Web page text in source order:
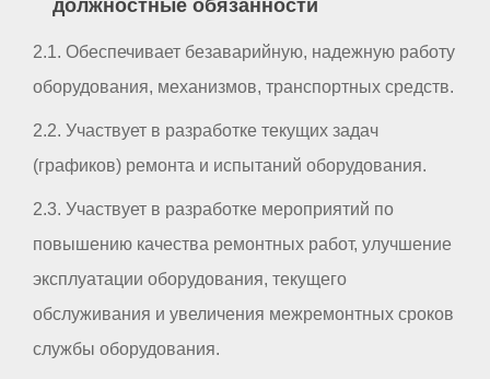
должностные обязанности
2.1. Обеспечивает безаварийную, надежную работу
оборудования, механизмов, транспортных средств.
2.2. Участвует в разработке текущих задач
(графиков) ремонта и испытаний оборудования.
2.3. Участвует в разработке мероприятий по
повышению качества ремонтных работ, улучшение
эксплуатации оборудования, текущего
обслуживания и увеличения межремонтных сроков
службы оборудования.